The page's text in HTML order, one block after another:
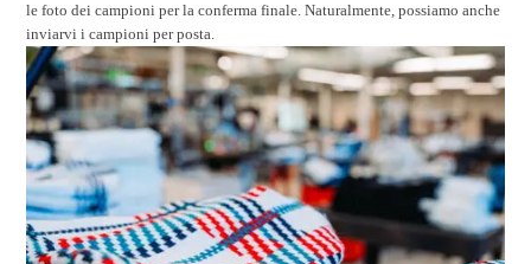
le foto dei campioni per la conferma finale. Naturalmente, possiamo anche
inviarvi i campioni per posta.